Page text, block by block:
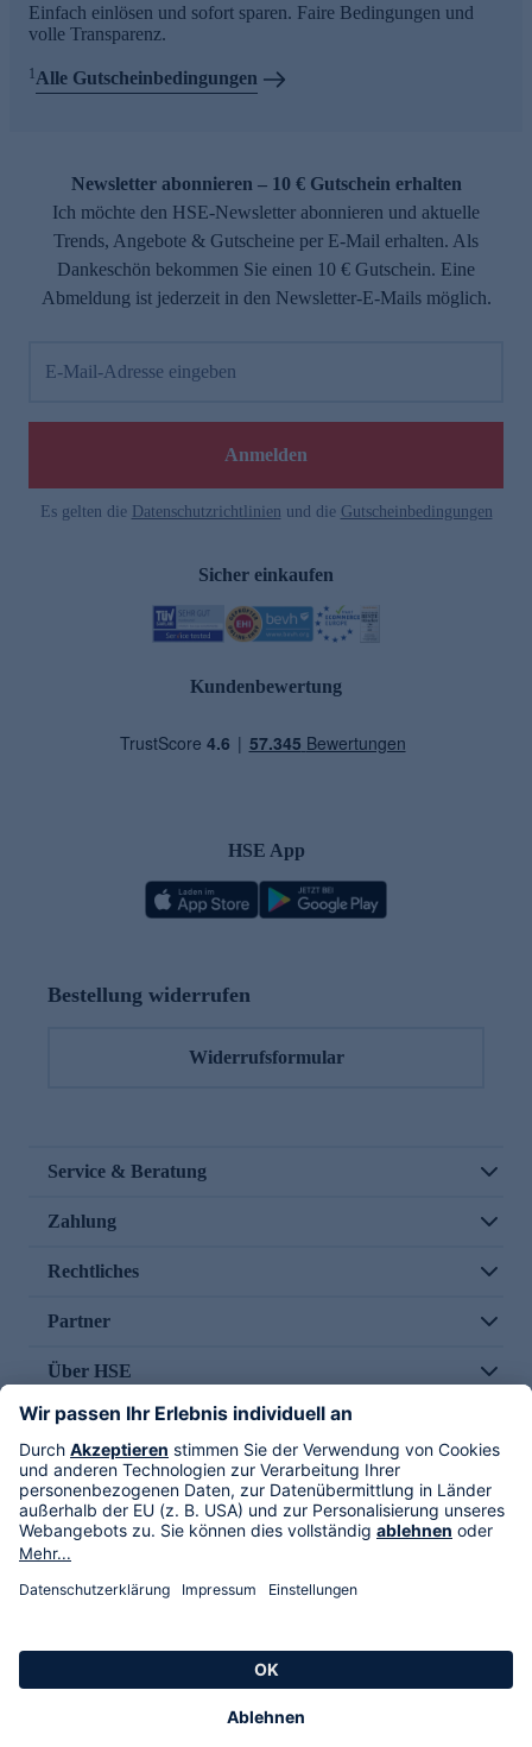
Einfach einlösen und sofort sparen. Faire Bedingungen und
volle Transparenz.
1Alle Gutscheinbedingungen
Newsletter abonnieren – 10 € Gutschein erhalten
Ich möchte den HSE-Newsletter abonnieren und aktuelle
Trends, Angebote & Gutscheine per E-Mail erhalten. Als
Dankeschön bekommen Sie einen 10 € Gutschein. Eine
Abmeldung ist jederzeit in den Newsletter-E-Mails möglich.
E-Mail-Adresse eingeben
Anmelden
Es gelten die Datenschutzrichtlinien und die Gutscheinbedingungen
Sicher einkaufen
Kundenbewertung
HSE App
Bestellung widerrufen
Widerrufsformular
Service & Beratung
Zahlung
Rechtliches
Partner
Über HSE
Im TV
HSE International